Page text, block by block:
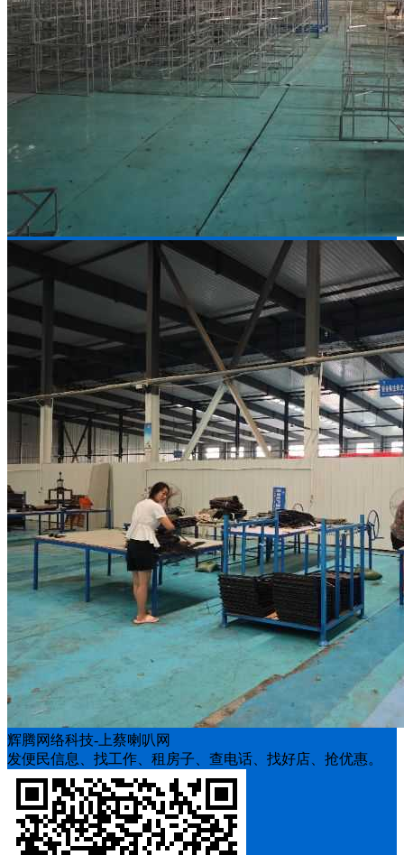
辉腾网络科技-上蔡喇叭网
发便民信息、找工作、租房子、查电话、找好店、抢优惠。